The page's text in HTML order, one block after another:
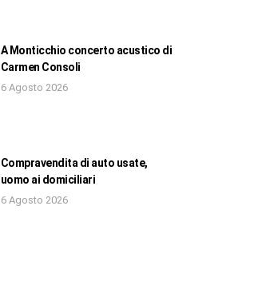
A Monticchio concerto acustico di
Carmen Consoli
6 Agosto 2026
Compravendita di auto usate,
uomo ai domiciliari
6 Agosto 2026